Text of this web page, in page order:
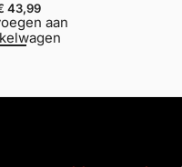
43,99
aan